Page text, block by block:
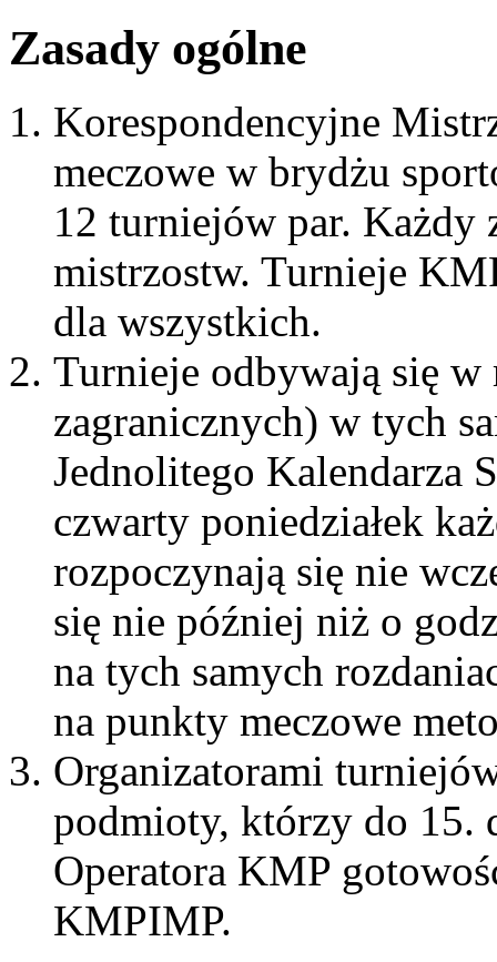
Zasady ogólne
Korespondencyjne
meczowe w brydżu
12 turniejów par. Każdy
mistrzostw. Turnieje
dla wszystkich.
Turnieje odbywają się w
zagranicznych) w tych
Jednolitego Kalendarza
czwarty poniedziałek
rozpoczynają się nie
się nie później niż o
na tych samych
na punkty meczowe
Organizatorami
podmioty, którzy do 15.
Operatora KMP
KMPIMP.